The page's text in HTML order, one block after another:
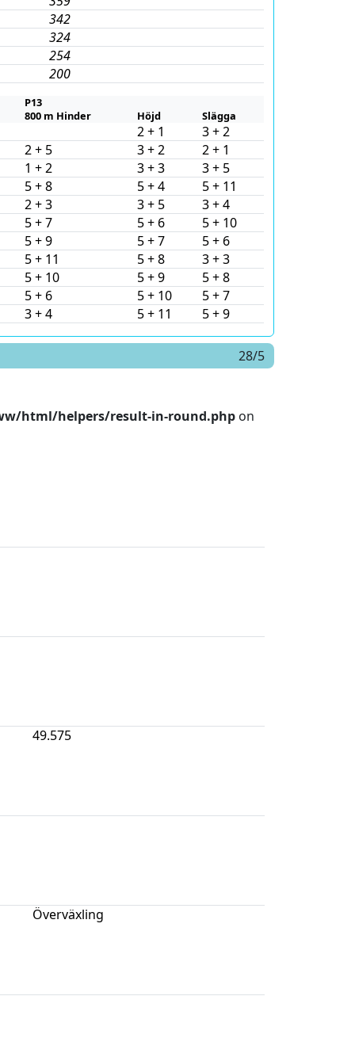
342
324
254
200
P13
800 m Hinder
Höjd Slägga
2 + 1
3 + 2
2 + 5
3 + 2
2 + 1
1 + 2
3 + 3
3 + 5
5 + 8
5 + 4
5 + 11
2 + 3
3 + 5
3 + 4
5 + 7
5 + 6
5 + 10
5 + 9
5 + 7
5 + 6
5 + 11
5 + 8
3 + 3
5 + 10
5 + 9
5 + 8
5 + 6
5 + 10
5 + 7
3 + 4
5 + 11 5 + 9
28/5
html/helpers/result-in-round.php on
49.575
Överväxling